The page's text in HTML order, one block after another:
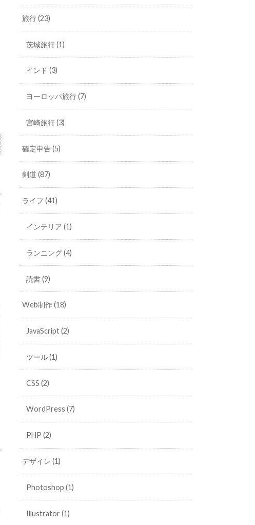
旅行(23)
茨城旅行(1)
インド (3)
ヨーロッパ旅行(7)
宮崎旅行(3)
確定申告(5)
剣道(87)
ライフ(41)
インテリア (1)
ランニング(4)
読書(9)
Web制作(18)
JavaScript(2)
ツール(1)
CSS (2)
WordPress (7)
PHP (2)
デザイン(1)
Photoshop (1)
Illustrator (1)